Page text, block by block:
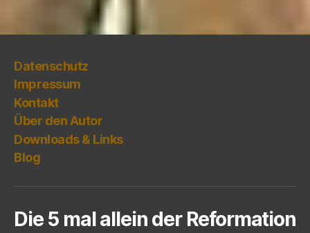
Datenschutz
Impressum
Kontakt
Über den Autor
Downloads & Links
Blog
Die 5 mal allein der Reformation